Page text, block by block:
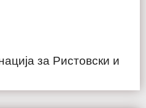
за Ристовски и